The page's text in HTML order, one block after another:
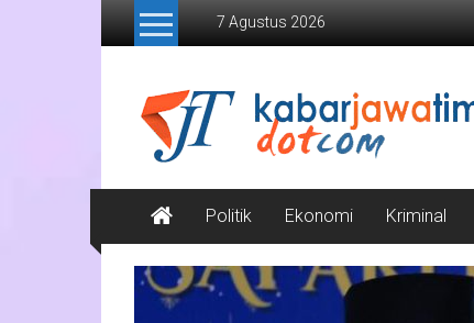
Lompat
7 Agustus 2026
Kabar
Jawa
Timur
Media
Online
Jawa
Timur
Politik Ekonomi Kriminal